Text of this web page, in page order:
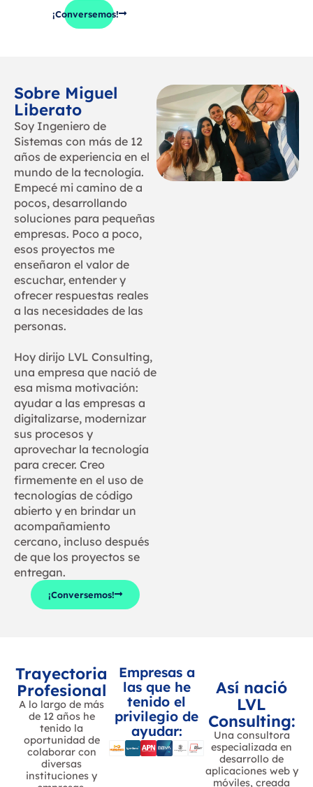
¡Conversemos!
Sobre Miguel
Liberato
Soy Ingeniero de
Sistemas con más de 12
años de experiencia en el
mundo de la tecnología.
Empecé mi camino de a
pocos, desarrollando
soluciones para pequeñas
empresas. Poco a poco,
esos proyectos me
enseñaron el valor de
escuchar, entender y
ofrecer respuestas reales
a las necesidades de las
personas.
Hoy dirijo LVL Consulting,
una empresa que nació de
esa misma motivación:
ayudar a las empresas a
digitalizarse, modernizar
sus procesos y
aprovechar la tecnología
para crecer. Creo
firmemente en el uso de
tecnologías de código
abierto y en brindar un
acompañamiento
cercano, incluso después
de que los proyectos se
entregan.
¡Conversemos!
Trayectoria
Profesional
A lo largo de más
de 12 años he
tenido la
oportunidad de
colaborar con
diversas
instituciones y
Empresas a
las que he
tenido el
privilegio de
ayudar:
Así nació
LVL
Consulting:
Una consultora
especializada en
desarrollo de
aplicaciones web y
móviles, creada